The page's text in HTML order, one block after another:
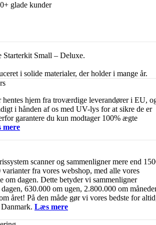
glade kunder
Starterkit Small – Deluxe.
i solide materialer, der holder i mange år.
hjem fra troværdige leverandører i EU,
i hånden af os med UV-lys for at sikre de er
garantere du kun modtager 100% ægte
mere
scanner og sammenligner mere end
fra vores webshop, med alle vores
om dagen. Dette betyder vi sammenligner
630.000 om ugen, 2.800.000 om
året! På den måde gør vi vores bedste for
Læs mere